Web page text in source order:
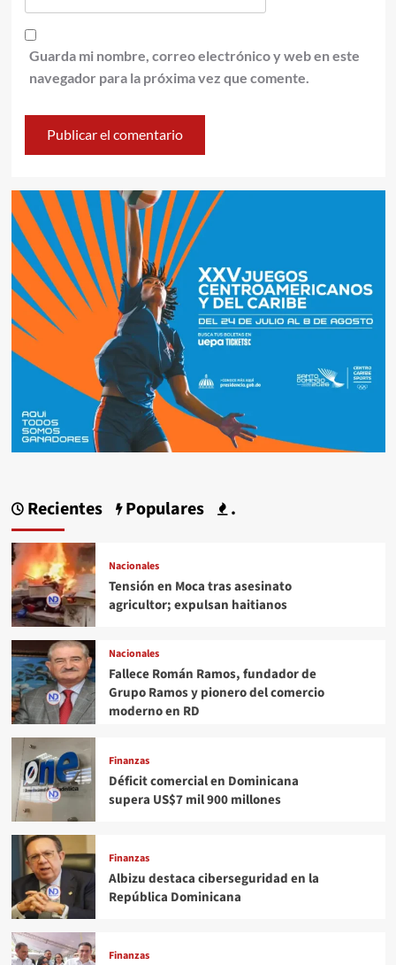
Guarda mi nombre, correo electrónico y web en este
navegador para la próxima vez que comente.
Recientes Populares .
Nacionales
Tensión en Moca tras asesinato
agricultor; expulsan haitianos
Nacionales
Fallece Román Ramos, fundador de
Grupo Ramos y pionero del comercio
moderno en RD
Finanzas
Déficit comercial en Dominicana
supera US$7 mil 900 millones
Finanzas
Albizu destaca ciberseguridad en la
República Dominicana
Finanzas